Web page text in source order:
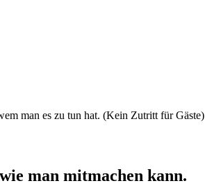
man es zu tun hat. (Kein Zutritt für Gäste)
man mitmachen kann.